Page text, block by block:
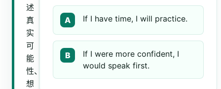
述
真
实
可
能
性、
想
A If I have time, I will practice.
B
If I were more confident, I
would speak first.